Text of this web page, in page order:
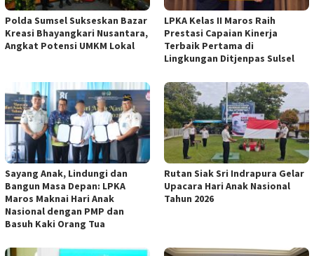
Polda Sumsel Sukseskan Bazar
Kreasi Bhayangkari Nusantara,
Angkat Potensi UMKM Lokal
LPKA Kelas II Maros Raih
Prestasi Capaian Kinerja
Terbaik Pertama di
Lingkungan Ditjenpas Sulsel
Sayang Anak, Lindungi dan
Bangun Masa Depan: LPKA
Maros Maknai Hari Anak
Nasional dengan PMP dan
Basuh Kaki Orang Tua
Rutan Siak Sri Indrapura Gelar
Upacara Hari Anak Nasional
Tahun 2026